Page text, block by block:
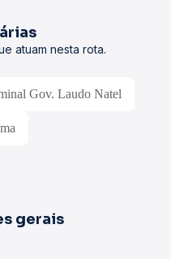
atuam nesta rota.
Gov. Laudo Natel
gerais